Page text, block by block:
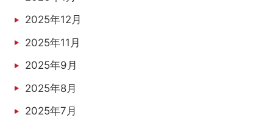
2025年12月
2025年11月
2025年9月
2025年8月
2025年7月